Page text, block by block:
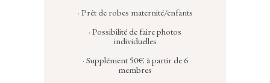
· Prêt de robes maternité/enfants
· Possibilité de faire photos
individuelles
· Supplément 50€ à partir de 6
membres